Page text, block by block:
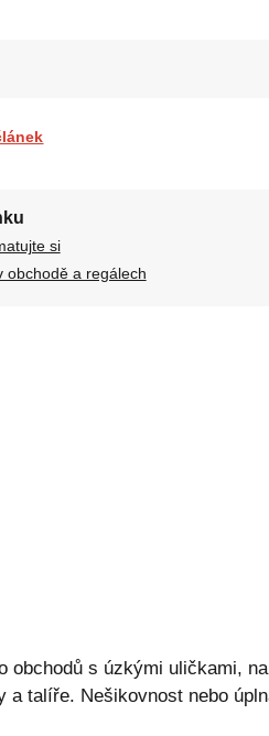
si
obchodě a regálech
obchodů s úzkými uličkami,
a talíře. Nešikovnost nebo